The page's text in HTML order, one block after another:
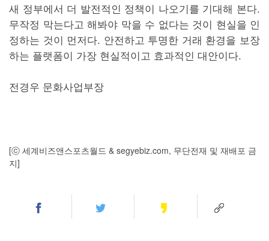
새 정부에서 더 발전적인 정책이 나오기를 기대해 본다.
무작정 막는다고 해봐야 막을 수 없다는 것이 현실을 인
정하는 것이 먼저다. 안전하고 투명한 거래 환경을 보장
하는 플랫폼이 가장 현실적이고 효과적인 대안이다.
전경우 문화사업부장
[ⓒ 세계비즈앤스포츠월드 & segyebiz.com, 무단전재 및 재배포 금
지]